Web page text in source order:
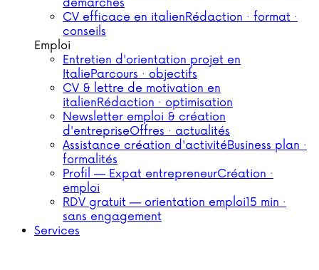
démarches
CV efficace en italienRédaction · format ·
conseils
Emploi
Entretien d'orientation projet en
ItalieParcours · objectifs
CV & lettre de motivation en
italienRédaction · optimisation
Newsletter emploi & création
d'entrepriseOffres · actualités
Assistance création d'activitéBusiness plan ·
formalités
Profil — Expat entrepreneurCréation ·
emploi
RDV gratuit — orientation emploi15 min ·
sans engagement
Services